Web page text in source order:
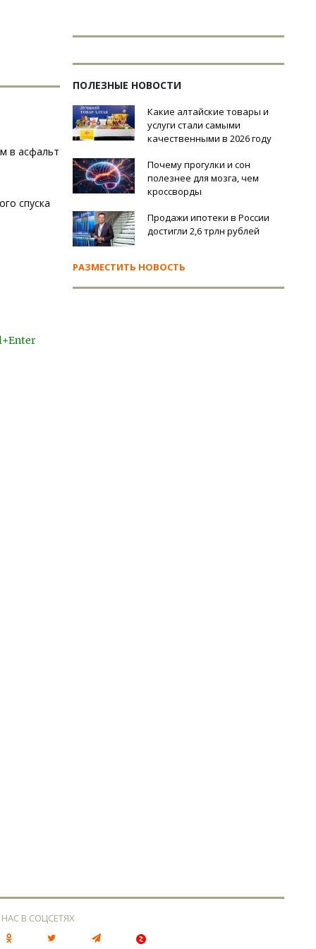
в асфальт
спуска
ПОЛЕЗНЫЕ НОВОСТИ
Какие алтайские товары и
услуги стали самыми
качественными в 2026 году
Почему прогулки и сон
полезнее для мозга, чем
кроссворды
Продажи ипотеки в России
достигли 2,6 трлн рублей
РАЗМЕСТИТЬ НОВОСТЬ
В СОЦСЕТЯХ